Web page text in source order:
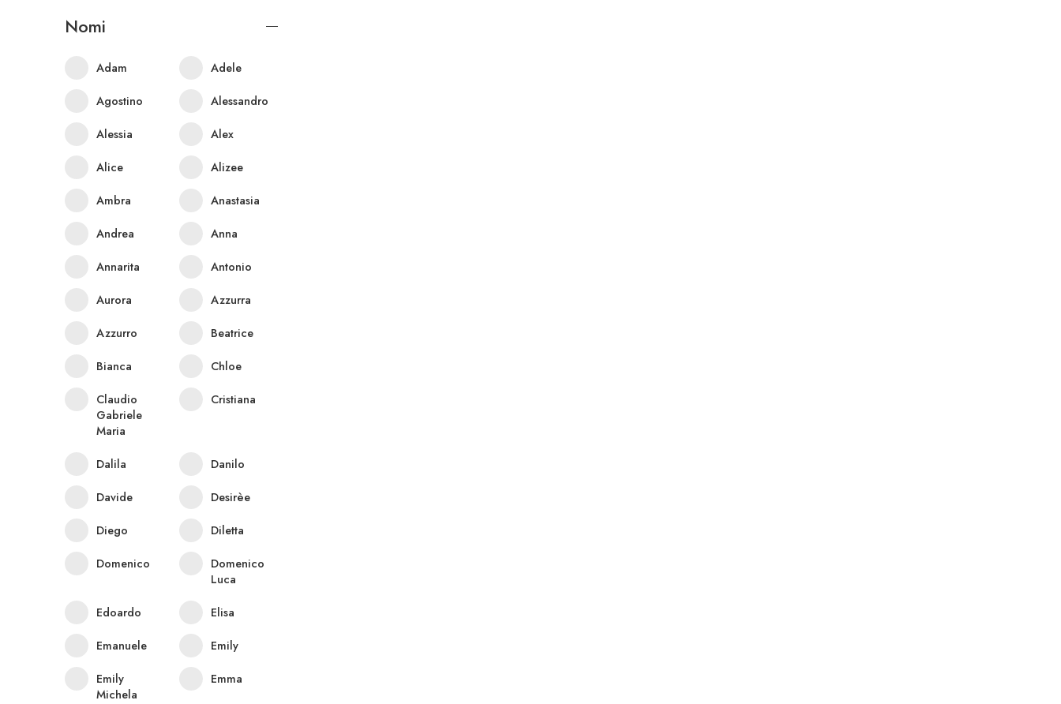
Nomi
Adam
Adele
Agostino
Alessandro
Alessia
Alex
Alice
Alizee
Ambra
Anastasia
Andrea
Anna
Annarita
Antonio
Aurora
Azzurra
Azzurro
Beatrice
Bianca
Chloe
Claudio
Gabriele
Maria
Cristiana
Dalila
Danilo
Davide
Desirèe
Diego
Diletta
Domenico
Domenico
Luca
Edoardo
Elisa
Emanuele
Emily
Emily
Michela
Emma